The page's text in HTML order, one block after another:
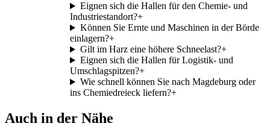
Eignen sich die Hallen für den Chemie- und
Industriestandort?+
Können Sie Ernte und Maschinen in der Börde
einlagern?+
Gilt im Harz eine höhere Schneelast?+
Eignen sich die Hallen für Logistik- und
Umschlagspitzen?+
Wie schnell können Sie nach Magdeburg oder
ins Chemiedreieck liefern?+
Auch in der Nähe